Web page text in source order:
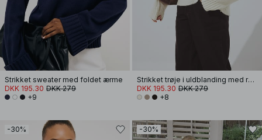
Strikket sweater med foldet ærme
DKK 195.30 DKK 279
+9
Strikket trøje i uldblanding med rund hals
DKK 195.30 DKK 279
+8
-30% -30%